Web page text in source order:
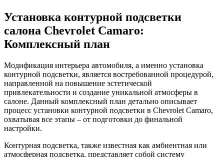
Установка контурной подсветки
салона Chevrolet Camaro:
Комплексный план
Модификация интерьера автомобиля, а именно установка
контурной подсветки, является востребованной процедурой,
направленной на повышение эстетической
привлекательности и создание уникальной атмосферы в
салоне. Данный комплексный план детально описывает
процесс установки контурной подсветки в Chevrolet Camaro,
охватывая все этапы – от подготовки до финальной
настройки.
Контурная подсветка, также известная как амбиентная или
атмосферная подсветка, представляет собой систему